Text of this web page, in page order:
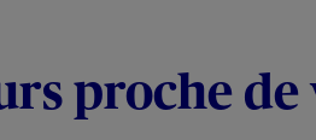
AXA Epargne et Protection
proche de